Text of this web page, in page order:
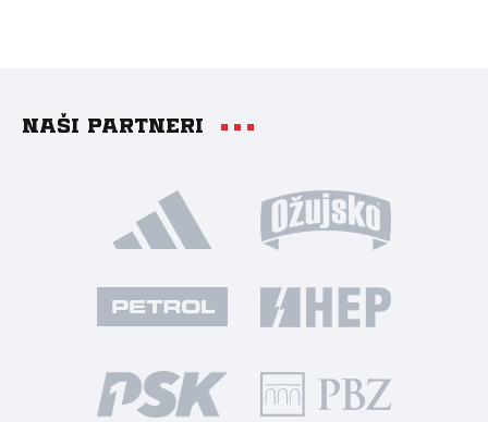
Naši partneri